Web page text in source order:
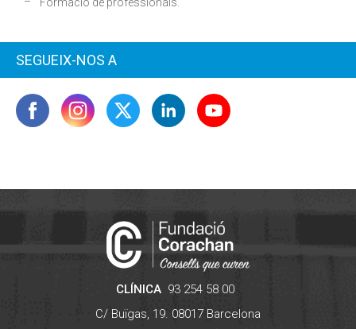
Formació de professionals.
SEGUEIX-NOS A
CLÍNICA 93 254 58 00
C/ Buïgas, 19. 08017 Barcelona